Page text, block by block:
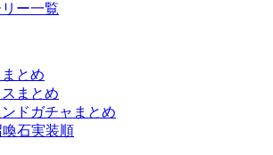
ー一覧
とめ
まとめ
ドガチャまとめ
喚石実装順